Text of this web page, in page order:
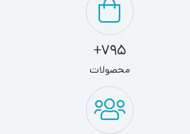
795+
محصولات